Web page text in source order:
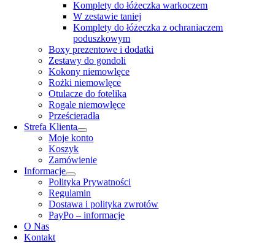
Komplety do łóżeczka warkoczem
W zestawie taniej
Komplety do łóżeczka z ochraniaczem
poduszkowym
Boxy prezentowe i dodatki
Zestawy do gondoli
Kokony niemowlęce
Rożki niemowlęce
Otulacze do fotelika
Rogale niemowlęce
Prześcieradła
Strefa Klienta
Moje konto
Koszyk
Zamówienie
Informacje
Polityka Prywatności
Regulamin
Dostawa i polityka zwrotów
PayPo – informacje
O Nas
Kontakt